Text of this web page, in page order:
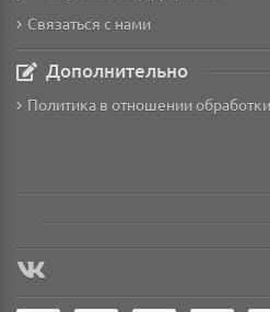
Связаться с нами
Дополнительно
Политика в отношении